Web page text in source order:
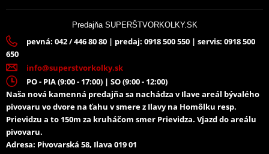
Predajňa SUPERŠTVORKOLKY.SK
pevná: 042 / 446 80 80 | predaj: 0918 500 550 | servis: 0918 500
650
info@superstvorkolky.sk
PO - PIA (9:00 - 17:00) | SO (9:00 - 12:00)
Naša nová kamenná predajňa sa nachádza v Ilave areál bývalého
pivovaru vo dvore na ťahu v smere z Ilavy na Homôlku resp.
Prievidzu a to 150m za kruháčom smer Prievidza. Vjazd do areálu
pivovaru.
Adresa: Pivovarská 58, Ilava 019 01